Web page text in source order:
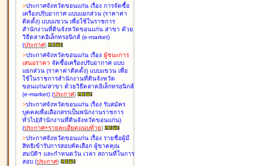
>ประกาศจังหวัดขอนแก่น เรื่อง การจัดซื้อ
เครื่องปรับอากาศ แบบแยกส่วน (ราคาค่า
ติดตั้ง) แบบแขวน เพื่อใช้ในราชการ
สำนักงานที่ดินจังหวัดขอนแก่น สาขา ด้วย
วิธีตลาดอิเล็กทรอนิกส์ (e-market)
(ประกาศ)
>ประกาศจังหวัดขอนแก่น เรื่อง ผู้ชนะการ
เสนอราคา จัดซื้อเครื่องปรับอากาศ แบบ
แยกส่วน (ราคาค่าติดตั้ง) แบบแขวน เพื่อ
ใช้ในราชการสำนักงานที่ดินจังหวัด
ขอนแก่น/สาขา ด้วยวิธีตลาดอิเล็กทรอนิกส์
(e-market) (ประกาศ)
>ประกาศจังหวัดขอนแก่น เรื่อง รับสมัคร
บุคคลเพื่อเลือกสรรเป็นพนักงานราชการ
ทั่วไป(สำนักงานที่ดินจังหวัดขอนแก่น)
(ประกาศ+รายละเอียดแนบท้าย)
>ประกาศจังหวัดขอนแก่น เรื่อง รายชื่อผู้มี
สิทธิเข้ารับการสอบคัดเลือก ผู้ขาดคุณ
สมบัติฯ และกำหนดวัน เวลา สถานที่ในการ
สอบ (ประกาศ)